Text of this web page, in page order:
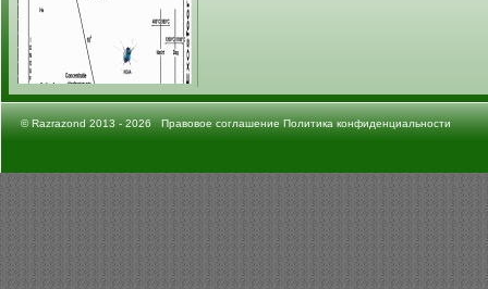
©Razrazond2013 - 2026Правовое соглашение Политика конфиденциальности